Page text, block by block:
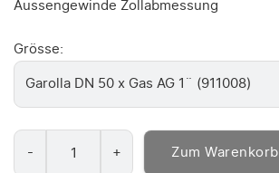
Aussengewinde Zollabmessung
Grösse:
Zum Warenkorb